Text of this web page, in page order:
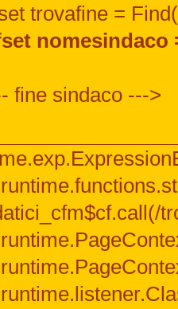
trovafine =
fine sindaco --->